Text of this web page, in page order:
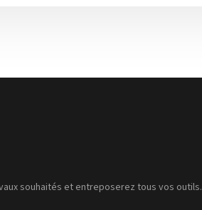
souhaités et entreposerez tous vos outils.